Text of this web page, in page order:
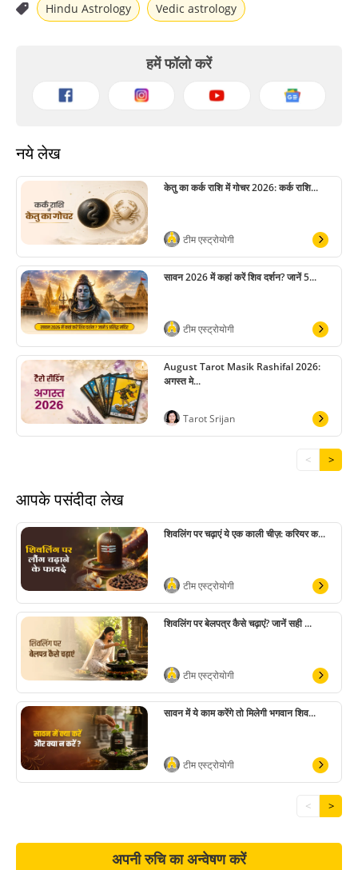
Hindu Astrology Vedic astrology
हमें फॉलो करें
नये लेख
केतु का कर्क राशि में गोचर 2026: कर्क राशि...
टीम एस्ट्रोयोगी
सावन 2026 में कहां करें शिव दर्शन? जानें 5...
टीम एस्ट्रोयोगी
August Tarot Masik Rashifal 2026:
अगस्त मे...
Tarot Srijan
< >
आपके पसंदीदा लेख
शिवलिंग पर चढ़ाएं ये एक काली चीज़: करियर क...
टीम एस्ट्रोयोगी
शिवलिंग पर बेलपत्र कैसे चढ़ाएं? जानें सही ...
टीम एस्ट्रोयोगी
सावन में ये काम करेंगे तो मिलेगी भगवान शिव...
टीम एस्ट्रोयोगी
< >
अपनी रुचि का अन्वेषण करें